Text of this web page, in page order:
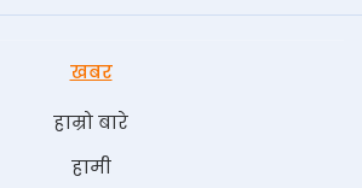
खबर
हाम्रो बारे
हामी